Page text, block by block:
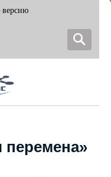
версию
перемена»